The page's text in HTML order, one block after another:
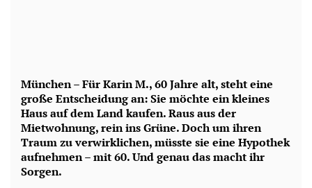
München – Für Karin M., 60 Jahre alt, steht eine
große Entscheidung an: Sie möchte ein kleines
Haus auf dem Land kaufen. Raus aus der
Mietwohnung, rein ins Grüne. Doch um ihren
Traum zu verwirklichen, müsste sie eine Hypothek
aufnehmen – mit 60. Und genau das macht ihr
Sorgen.